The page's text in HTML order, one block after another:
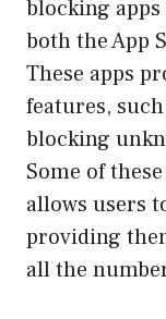
blocking
both the App
These apps
features,
blocking
Some of
allows users
providing
all the